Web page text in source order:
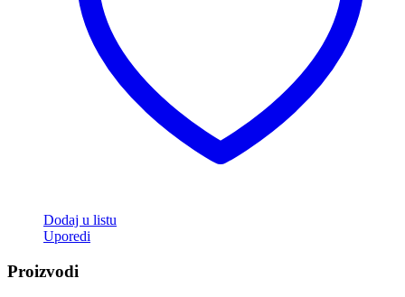
Dodaj u listu
Uporedi
Proizvodi